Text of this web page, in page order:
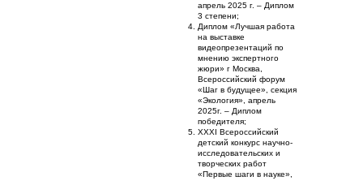
апрель 2025 г. – Диплом
3 степени;
Диплом «Лучшая работа
на выставке
видеопрезентаций по
мнению экспертного
жюри» г Москва,
Всероссийский форум
«Шаг в будущее», секция
«Экология», апрель
2025г. – Диплом
победителя;
XXXI Всероссийский
детский конкурс научно-
исследовательских и
творческих работ
«Первые шаги в науке»,